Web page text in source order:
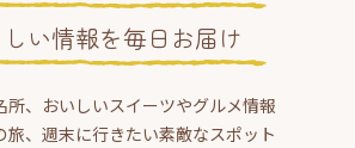
い情報を毎日お届け
所、おいしいスイーツやグルメ情報
旅、週末に行きたい素敵なスポット